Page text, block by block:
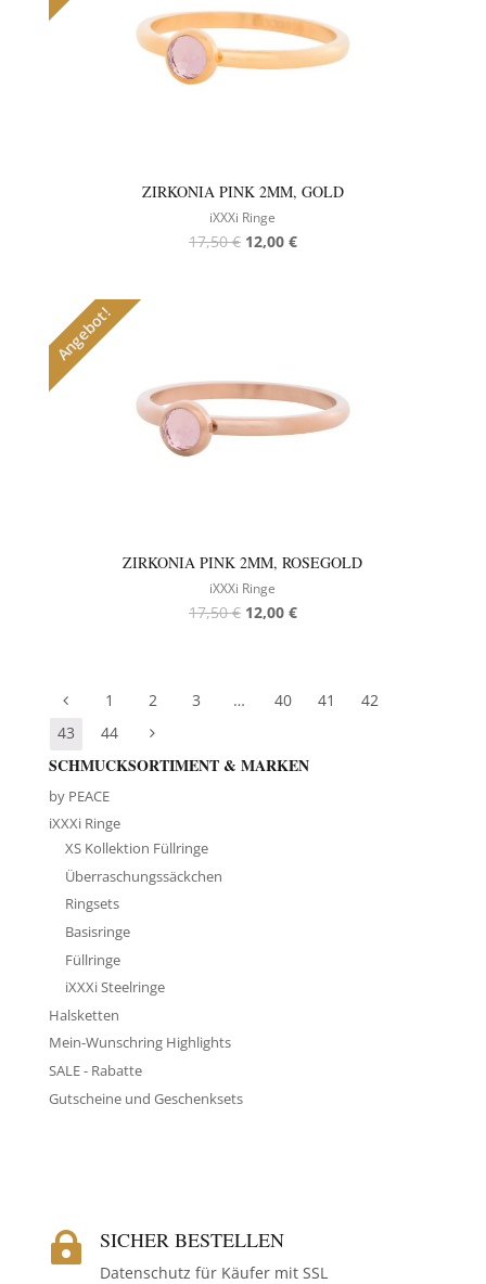
ZIRKONIA PINK 2MM, GOLD
iXXXi Ringe
17,50€ 12,00 €
Angebot!
ZIRKONIA PINK 2MM, ROSEGOLD
iXXXi Ringe
17,50€ 12,00 €
1 2 3 … 40 41
42
43
44
SCHMUCKSORTIMENT & MARKEN
by PEACE
iXXXi Ringe
XS Kollektion Füllringe
Überraschungssäckchen
Ringsets
Basisringe
Füllringe
iXXXi Steelringe
Halsketten
Mein-Wunschring Highlights
SALE - Rabatte
Gutscheine und Geschenksets
 SICHER BESTELLEN
Datenschutz für Käufer mit SSL